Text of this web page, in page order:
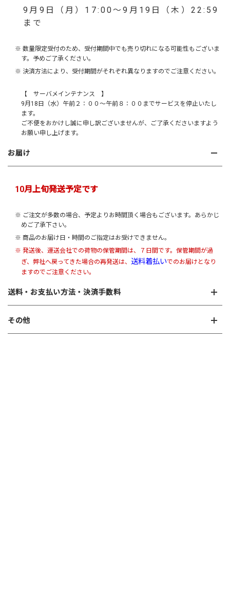
9月9日（月）17:00～9月19日（木）22:59
まで
※ 数量限定受付のため、受付期間中でも売り切れになる可能性もございま
す。予めご了承ください。
※ 決済方法により、受付期間がそれぞれ異なりますのでご注意ください。
【 サーバメインテナンス 】
9月18日（水）午前２：００～午前８：００までサービスを停止いたし
ます。
ご不便をおかけし誠に申し訳ございませんが、ご了承くださいますよう
お願い申し上げます。
お届け
10月上旬発送予定です
※ ご注文が多数の場合、予定よりお時間頂く場合もございます。あらかじ
めご了承下さい。
※ 商品のお届け日・時間のご指定はお受けできません。
※ 発送後、運送会社での荷物の保管期間は、７日間です。保管期間が過
ぎ、弊社へ戻ってきた場合の再発送は、 送料着払いでのお届けとなり
ますのでご注意ください。
送料・お支払い方法・決済手数料
その他